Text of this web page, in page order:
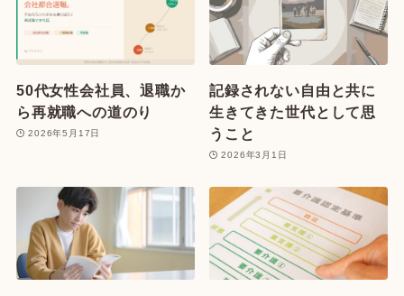
50代女性会社員、退職か
ら再就職への道のり
2026年5月17日
記録されない自由と共に
生きてきた世代として思
うこと
2026年3月1日